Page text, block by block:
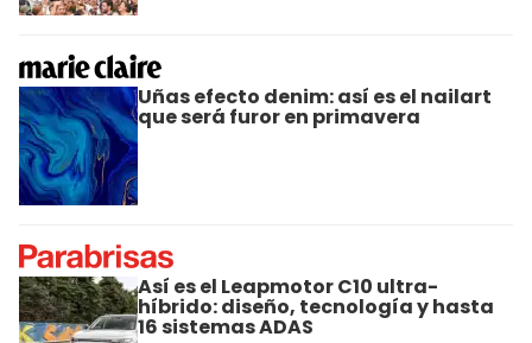
Uñas efecto denim: así es el nailart
que será furor en primavera
Así es el Leapmotor C10 ultra-
híbrido: diseño, tecnología y hasta
16 sistemas ADAS